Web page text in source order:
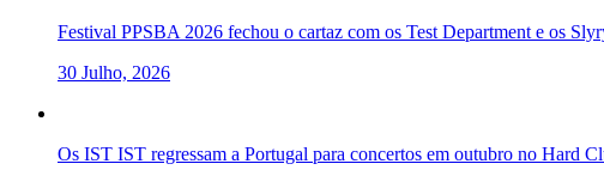
Festival PPSBA 2026 fechou o cartaz com os Test Department e os
30 Julho, 2026
Os IST IST regressam a Portugal para concertos em outubro no Hard